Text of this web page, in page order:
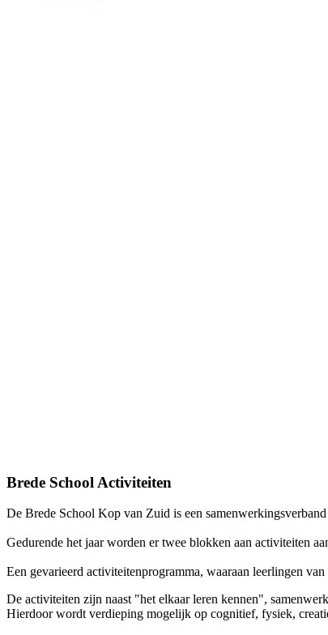
Brede School Activiteiten
De Brede School Kop van Zuid is een
Gedurende het jaar worden er twee blokken aan activiteiten
Een gevarieerd activiteitenprogramma, waaraan leerlingen
De activiteiten zijn naast "het elkaar leren kennen",
Hierdoor wordt verdieping mogelijk op cognitief, fysiek,